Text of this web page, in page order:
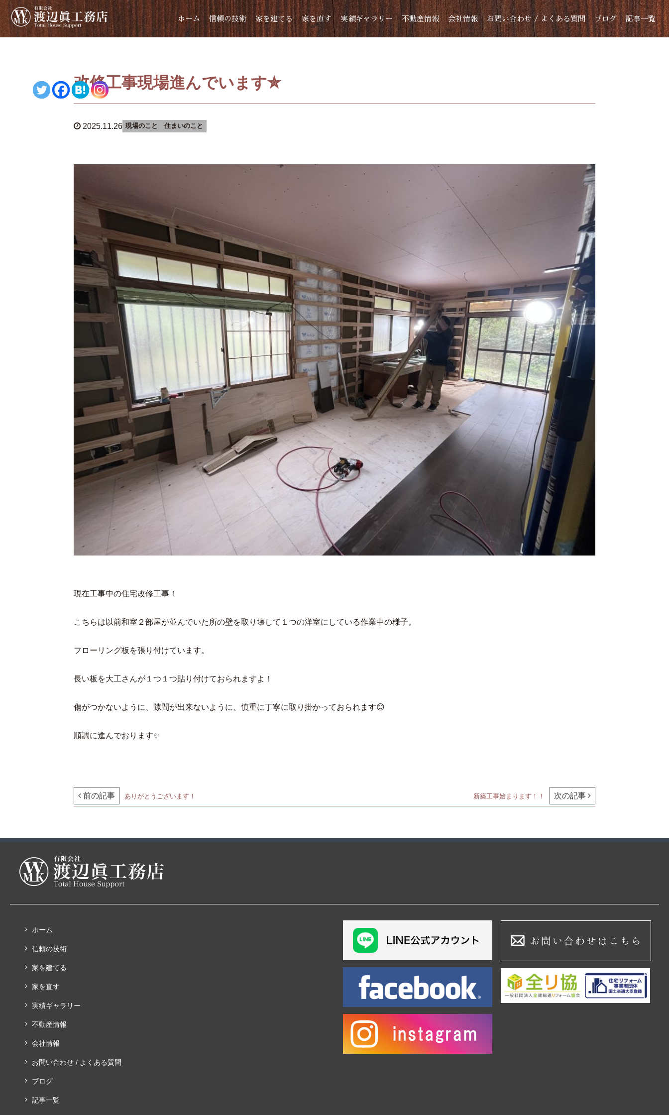
ホーム 信頼の技術 家を建てる 家を直す 実績ギャラリー 不動産情報 会社情報 お問い合わせ / よくある質問 ブログ 記事一覧
改修工事現場進んでいます✮
2025.11.26 現場のこと 住まいのこと
現在工事中の住宅改修工事！
こちらは以前和室２部屋が並んでいた所の壁を取り壊して１つの洋室にしている作業中の様子。
フローリング板を張り付けています。
長い板を大工さんが１つ１つ貼り付けておられますよ！
傷がつかないように、隙間が出来ないように、慎重に丁寧に取り掛かっておられます😊
順調に進んでおります✨
前の記事 ありがとうございます！ 新築工事始まります！！ 次の記事
ホーム
信頼の技術
家を建てる
家を直す
実績ギャラリー
不動産情報
会社情報
お問い合わせ / よくある質問
ブログ
記事一覧